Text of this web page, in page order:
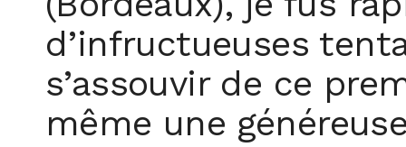
d’infructueuses
s’assouvir de ce
même une